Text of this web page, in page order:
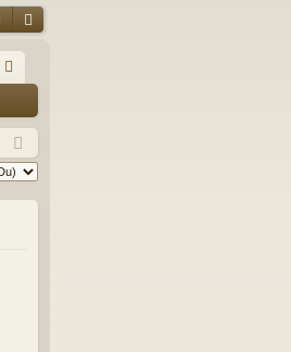
SucheErweiterte Suche
ist
rie
re